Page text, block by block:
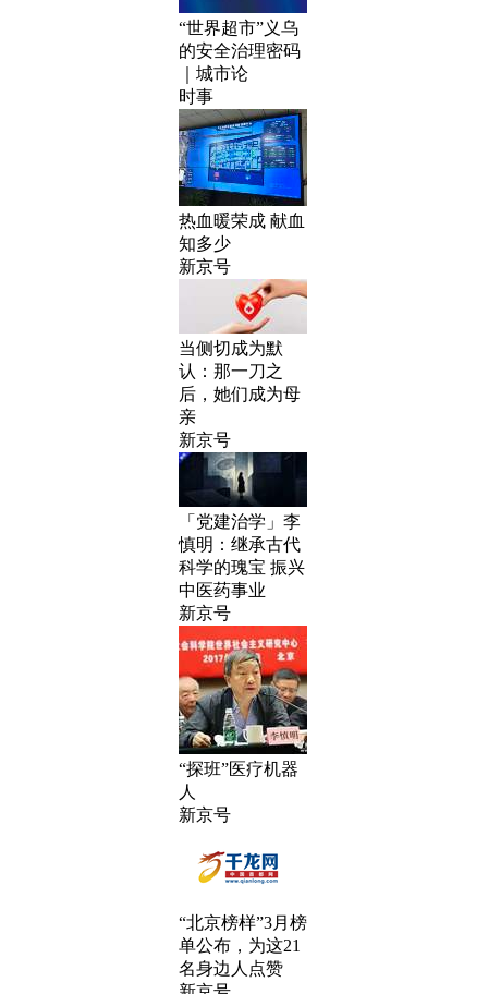
“世界超市”义乌
的安全治理密码
｜城市论
时事
热血暖荣成 献血
知多少
新京号
当侧切成为默
认：那一刀之
后，她们成为母
亲
新京号
「党建治学」李
慎明：继承古代
科学的瑰宝 振兴
中医药事业
新京号
“探班”医疗机器
人
新京号
“北京榜样”3月榜
单公布，为这21
名身边人点赞